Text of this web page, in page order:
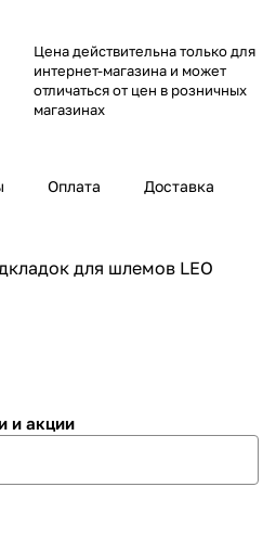
Цена действительна только для
интернет-магазина и может
отличаться от цен в розничных
магазинах
Оплата Доставка
для шлемов LEO
и акции